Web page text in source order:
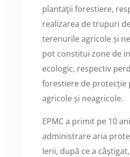
plantaţii forestiere,
realizarea de trupuri
terenurile agricole și
pot constitui zone de
ecologic, respectiv
forestiere de protecție
agricole și neagricole.
EPMC a primit pe 10
administrare aria
Ierii, după ce a